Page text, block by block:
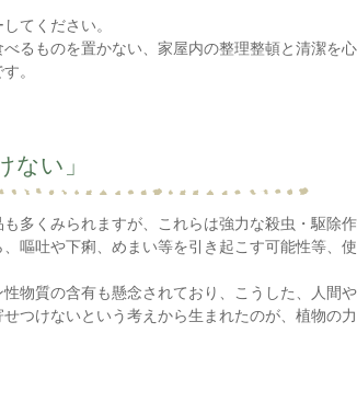
てください。
るものを置かない、家屋内の整理整頓と清潔を
。
ない」
多くみられますが、これらは強力な殺虫・駆除作
嘔吐や下痢、めまい等を引き起こす可能性等、
物質の含有も懸念されており、こうした、人間
つけないという考えから生まれたのが、植物の